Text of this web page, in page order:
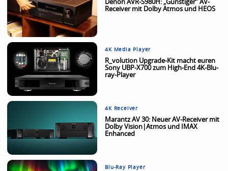
Denon AVR-S980H: „Günstiger“ AV-
Receiver mit Dolby Atmos und HEOS
4K Media Player
R_volution Upgrade-Kit macht euren
Sony UBP-X700 zum High-End 4K-Blu-
ray-Player
4K Receiver
Marantz AV 30: Neuer AV-Receiver mit
Dolby Vision|Atmos und IMAX
Enhanced
Blu-Ray Player